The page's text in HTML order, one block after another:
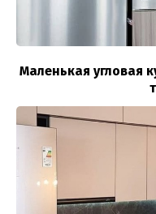
Маленькая угловая